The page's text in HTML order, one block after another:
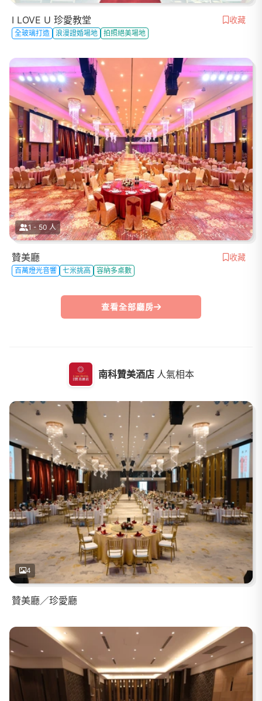
南科贊美酒店 人氣相本
4
贊美廳／珍愛廳
I LOVE U 珍愛教堂 收藏
全玻璃打造 浪漫證婚場地 拍照絕美場地
1 - 50 人
贊美廳 收藏
百萬燈光音響 七米挑高 容納多桌數
查看全部廳房